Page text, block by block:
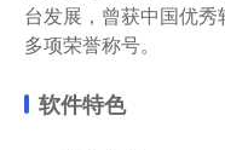
台发展，曾获中国优
多项荣誉称号。
软件特色